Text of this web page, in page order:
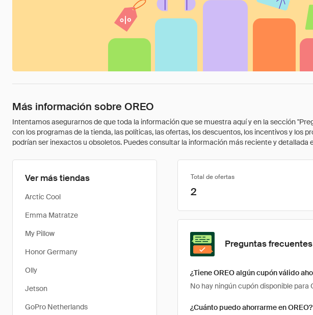
Más información sobre OREO
Intentamos asegurarnos de que toda la información que se muestra aquí y en la sección
con los programas de la tienda, las políticas, las ofertas, los descuentos, los incentivos y
podrían ser inexactos u obsoletos. Puedes consultar la información más reciente y detallada
Ver más tiendas
Arctic Cool
Emma Matratze
My Pillow
Honor Germany
Olly
Jetson
GoPro Netherlands
Total de ofertas
2
Preguntas frecuentes
¿Tiene OREO algún cupón válido
No hay ningún cupón disponible
¿Cuánto puedo ahorrarme en OREO?